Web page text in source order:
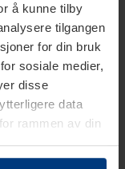
å kunne tilby
tilgangen
for din bruk
sosiale medier,
disse
data
rammen av din
på din